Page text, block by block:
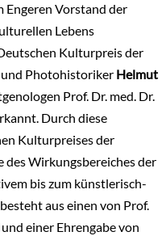
Engeren Vorstand der
Lebens
Kulturpreis der
und Photohistoriker Helmut
Prof. Dr. med. Dr.
Durch diese
Kulturpreises der
Wirkungsbereiches der
bis zum künstlerisch-
aus einen von Prof.
einer Ehrengabe von